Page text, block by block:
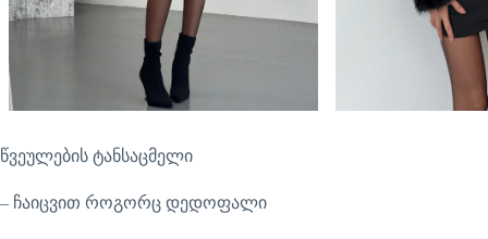
წვეულების ტანსაცმელი
– ჩაიცვით როგორც დედოფალი